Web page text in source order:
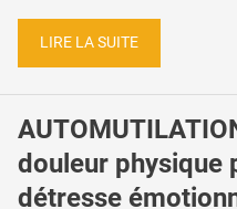
LIRE LA SUITE
douleur physique
détresse